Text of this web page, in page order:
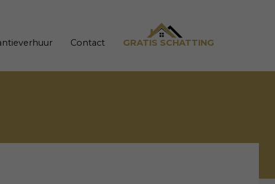
Contact GRATIS SCHATTING